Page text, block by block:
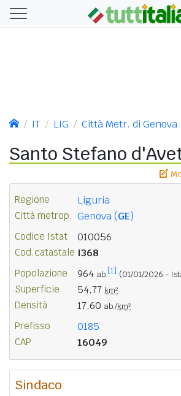
IT LIG Città Metr. di Genova
Santo Stefano
Regione Liguria
Città metrop. Genova (GE)
Codice Istat 010056
Cod.catastale I368
Popolazione 964 ab. [1] (01/01/2026 -
Superficie 54,77 km²
Densità 17,60 ab./km²
Prefisso 0185
CAP 16049
Sindaco